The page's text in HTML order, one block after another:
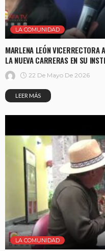
LA COMUNIDAD
MARLENA LEÓN
LA NUEVA CARRERAS EN SU
22 De Mayo De 2026
LEER MÁS
LA COMUNIDAD